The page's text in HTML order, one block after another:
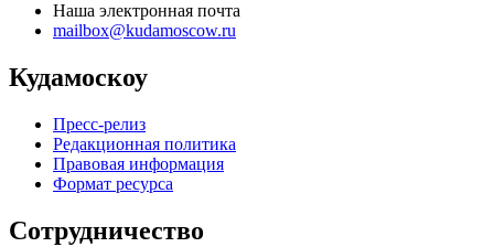
Наша электронная почта
mailbox@kudamoscow.ru
Кудамоскоу
Пресс-релиз
Редакционная политика
Правовая информация
Формат ресурса
Сотрудничество